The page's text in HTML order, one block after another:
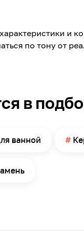
и
по тону от
в
ванной